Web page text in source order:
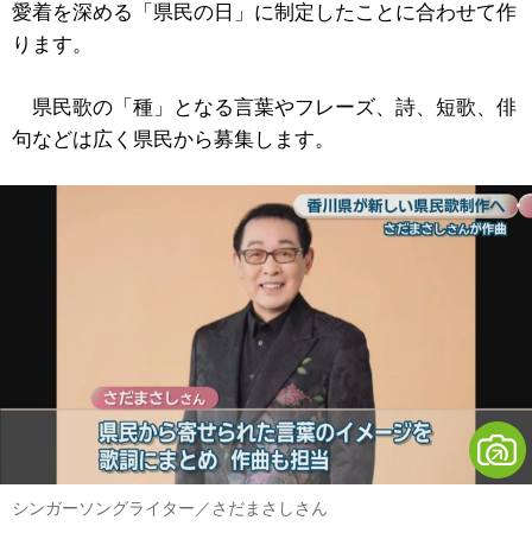
愛着を深める「県民の日」に制定したことに合わせて作
ります。
県民歌の「種」となる言葉やフレーズ、詩、短歌、俳
句などは広く県民から募集します。
シンガーソングライター／さだまさしさん